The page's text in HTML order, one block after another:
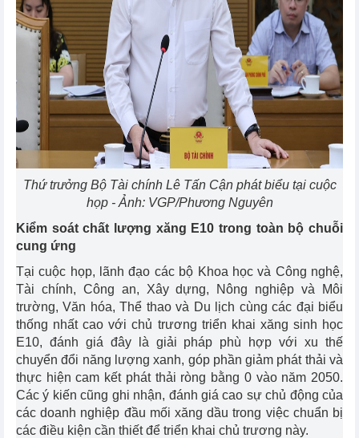
Thứ trưởng Bộ Tài chính Lê Tấn Cận phát biểu tại cuộc
họp - Ảnh: VGP/Phương Nguyên
Kiểm soát chất lượng xăng E10 trong toàn bộ chuỗi
cung ứng
Tại cuộc họp, lãnh đạo các bộ Khoa học và Công nghệ,
Tài chính, Công an, Xây dựng, Nông nghiệp và Môi
trường, Văn hóa, Thể thao và Du lịch cùng các đại biểu
thống nhất cao với chủ trương triển khai xăng sinh học
E10, đánh giá đây là giải pháp phù hợp với xu thế
chuyển đổi năng lượng xanh, góp phần giảm phát thải và
thực hiện cam kết phát thải ròng bằng 0 vào năm 2050.
Các ý kiến cũng ghi nhận, đánh giá cao sự chủ động của
các doanh nghiệp đầu mối xăng dầu trong việc chuẩn bị
các điều kiện cần thiết để triển khai chủ trương này.